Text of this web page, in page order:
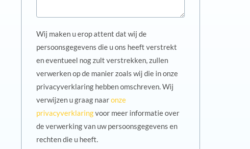
Wij maken u erop attent dat wij de
persoonsgegevens die u ons heeft verstrekt
en eventueel nog zult verstrekken, zullen
verwerken op de manier zoals wij die in onze
privacyverklaring hebben omschreven. Wij
verwijzen u graag naaronze
privacyverklaringvoor meer informatie over
de verwerking van uw persoonsgegevens en
rechten die u heeft.